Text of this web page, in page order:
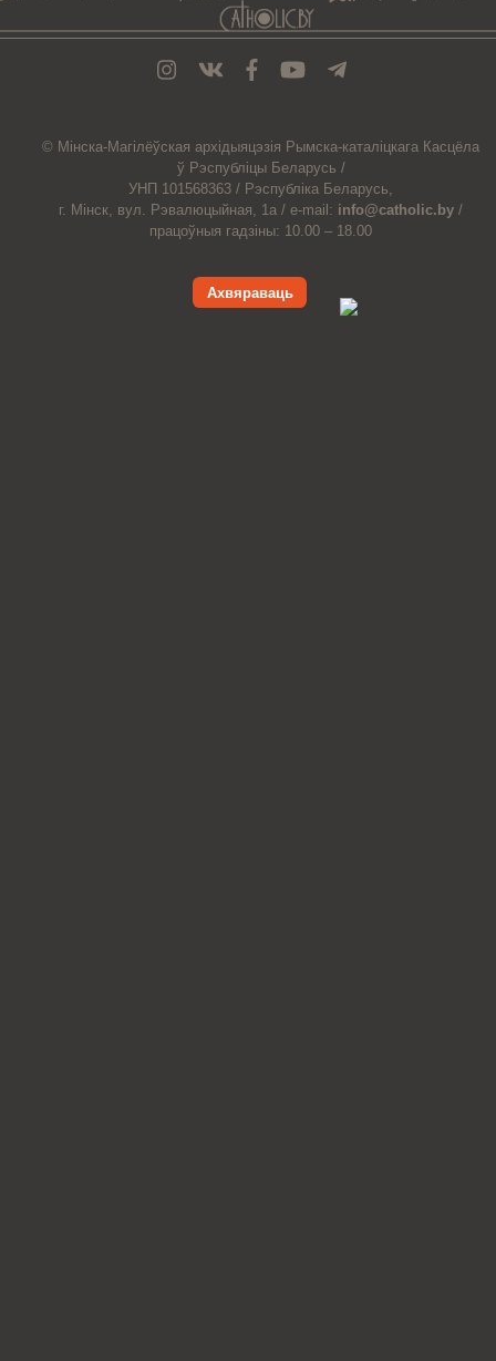
© Мiнска-Магiлёўская архiдыяцэзiя Рымска-каталіцкага Касцёла
ў Рэспубліцы Беларусь /
УНП 101568363 / Рэспубліка Беларусь,
г. Мінск, вул. Рэвалюцыйная, 1а / e-mail: info@catholic.by /
працоўныя гадзіны: 10.00 – 18.00
Ахвяраваць